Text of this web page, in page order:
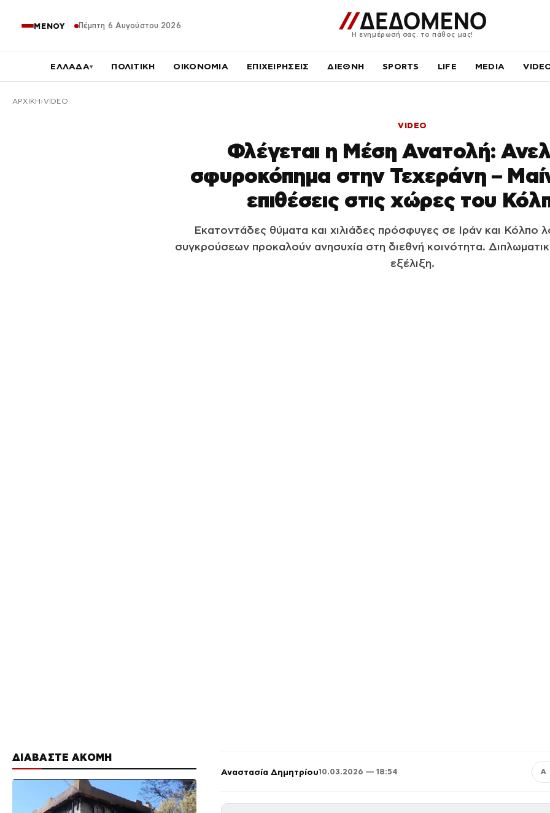
ΜΕΝΟΥ Πέμπτη 6 Αυγούστου 2026
Η ενημέρωσή σας, το πάθος μας!
ΕΛΛΑΔΑ▾ ΠΟΛΙΤΙΚΗ ΟΙΚΟΝΟΜΙΑ ΕΠΙΧΕΙΡΗΣΕΙΣ ΔΙΕΘΝΗ SPORTS LIFE MEDIA
ΑΡΧΙΚΉ VIDEO
VIDEO
Φλέγεται η Μέση Ανατολή:
σφυροκόπημα στην Τεχεράνη –
επιθέσεις στις χώρες του
Εκατοντάδες θύματα και χιλιάδες πρόσφυγες σε Ιράν και Κόλπο
συγκρούσεων προκαλούν ανησυχία στη διεθνή κοινότητα.
εξέλιξη.
ΔΙΑΒΑΣΤΕ ΑΚΟΜΗ
Αναστασία Δημητρίου10.03.2026 — 18:54 Α